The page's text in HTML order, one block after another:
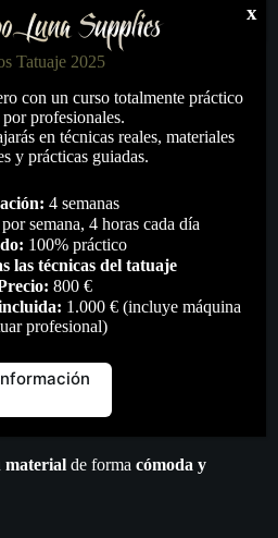
material de forma cómoda y
Tatuaje 2025
con un curso totalmente práctico
profesionales.
en técnicas reales, materiales
y prácticas guiadas.
4 semanas
semana, 4 horas cada día
100% práctico
las técnicas del tatuaje
800 €
1.000 € (incluye máquina
profesional)
x